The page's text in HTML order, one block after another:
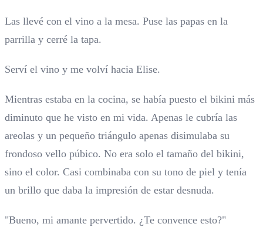
Las llevé con el vino a la mesa. Puse las papas en la
parrilla y cerré la tapa.
Serví el vino y me volví hacia Elise.
Mientras estaba en la cocina, se había puesto el bikini más
diminuto que he visto en mi vida. Apenas le cubría las
areolas y un pequeño triángulo apenas disimulaba su
frondoso vello púbico. No era solo el tamaño del bikini,
sino el color. Casi combinaba con su tono de piel y tenía
un brillo que daba la impresión de estar desnuda.
"Bueno, mi amante pervertido. ¿Te convence esto?"